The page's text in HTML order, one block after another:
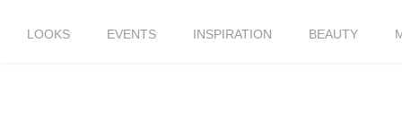
LOOKS EVENTS INSPIRATION BEAUTY